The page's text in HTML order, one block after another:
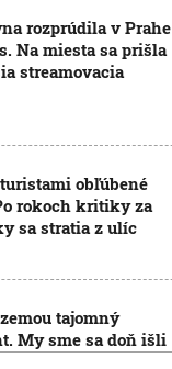
rozprúdila v Prahe
Na miesta sa prišla
streamovacia
obľúbené
rokoch kritiky za
sa stratia z ulíc
tajomný
My sme sa doň išli